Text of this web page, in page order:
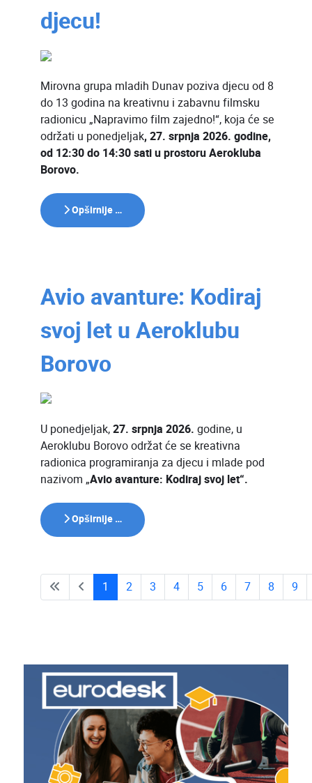
djecu!
Mirovna grupa mladih Dunav poziva djecu od 8
do 13 godina na kreativnu i zabavnu filmsku
radionicu „Napravimo film zajedno!“, koja će se
održati u ponedjeljak, 27. srpnja 2026. godine,
od 12:30 do 14:30 sati u prostoru Aerokluba
Borovo.
Opširnije …
Avio avanture: Kodiraj
svoj let u Aeroklubu
Borovo
U ponedjeljak,27. srpnja 2026. godine, u
Aeroklubu Borovo održat će se kreativna
radionica programiranja za djecu i mlade pod
nazivom „Avio avanture: Kodiraj svoj let“.
Opširnije …
1 2 3 4 5 6 7 8 9